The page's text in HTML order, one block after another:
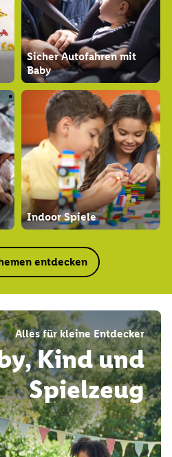
Sicher Autofahren mit
Baby
Indoor Spiele
entdecken
Alles für kleine Entdecker
Kind und
Spielzeug